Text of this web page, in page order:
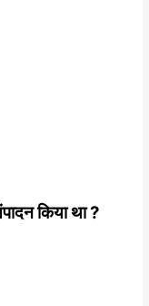
कियाथा ?